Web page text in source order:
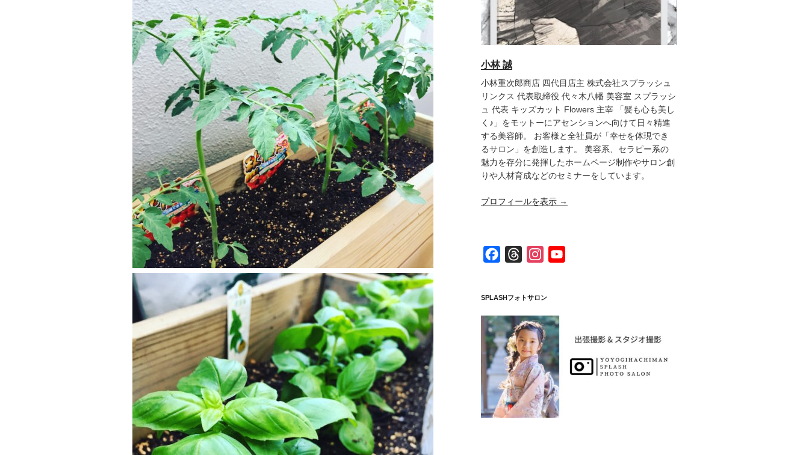
小林 誠
小林重次郎商店 四代目店主 株式会社スプラッシュ
リンクス 代表取締役 代々木八幡 美容室 スプラッシ
ュ 代表 キッズカット Flowers 主宰 「髪も心も美し
く♪」をモットーにアセンションへ向けて日々精進
する美容師。 お客様と全社員が「幸せを体現でき
るサロン」を創造します。 美容系、セラピー系の
魅力を存分に発揮したホームページ制作やサロン創
りや人材育成などのセミナーをしています。
プロフィールを表示 →
b
o
o
k
e
a
d
s
a
g
r
a
m
C
SPLASHフォトサロン